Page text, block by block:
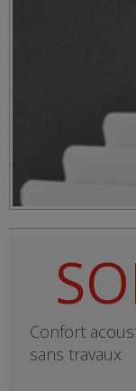
Confort
sans travaux